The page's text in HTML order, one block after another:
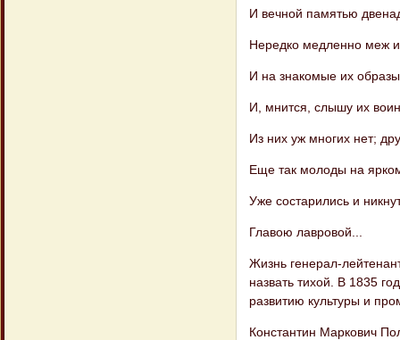
И вечной памятью
Нередко медленно меж
И на знакомые их
И, мнится, слышу их
Из них уж многих нет;
Еще так молоды на
Уже состарились и
Главою лавровой...
Жизнь генерал-
назвать тихой. В 1835
развитию культуры и
Константин Маркович